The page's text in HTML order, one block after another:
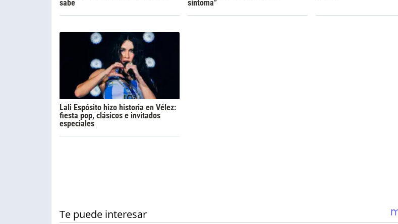
sabe
síntoma”
Lali Espósito hizo historia en Vélez:
fiesta pop, clásicos e invitados
especiales